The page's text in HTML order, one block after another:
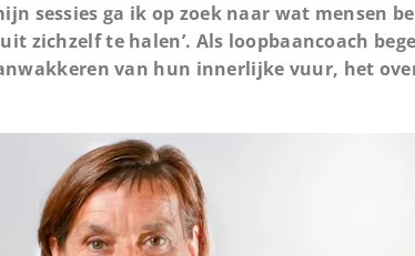
sessies ga ik op zoek naar wat mensen
zichzelf te halen’. Als loopbaancoach
van hun innerlijke vuur, het